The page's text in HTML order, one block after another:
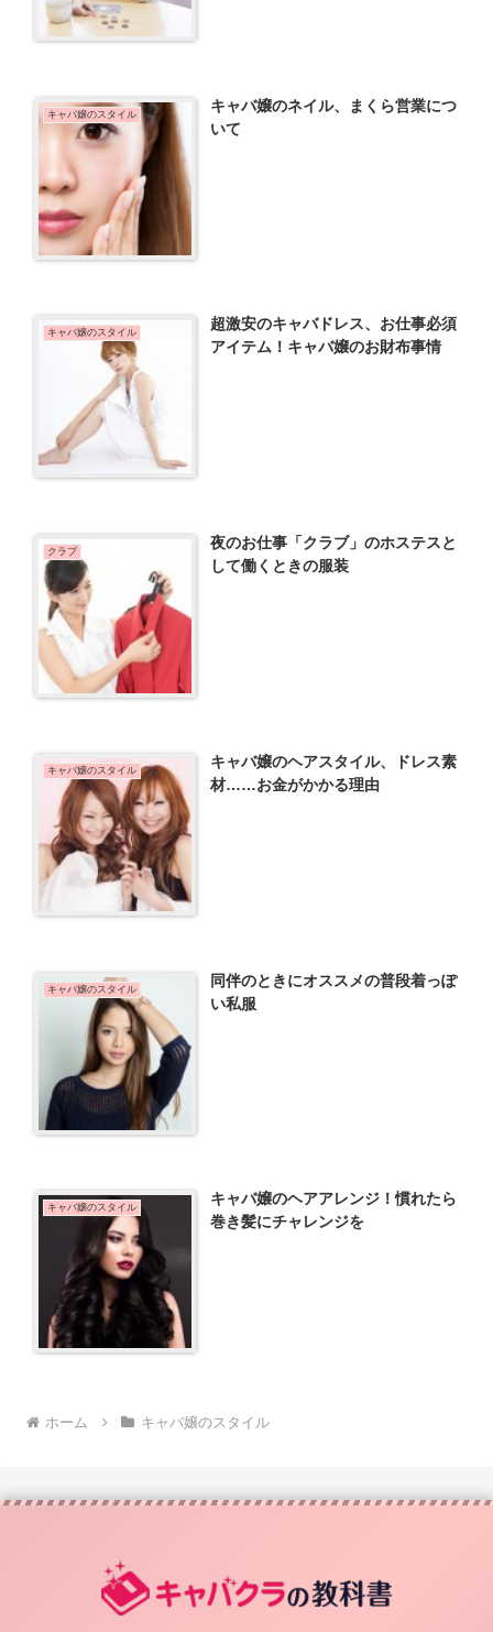
キャバ嬢のスタイル
キャバ嬢のネイル、まくら営業につ
いて
キャバ嬢のスタイル
超激安のキャバドレス、お仕事必須
アイテム！キャバ嬢のお財布事情
クラブ
夜のお仕事「クラブ」のホステスと
して働くときの服装
キャバ嬢のスタイル
キャバ嬢のヘアスタイル、ドレス素
材……お金がかかる理由
キャバ嬢のスタイル
同伴のときにオススメの普段着っぽ
い私服
キャバ嬢のスタイル
キャバ嬢のヘアアレンジ！慣れたら
巻き髪にチャレンジを
ホーム キャバ嬢のスタイル